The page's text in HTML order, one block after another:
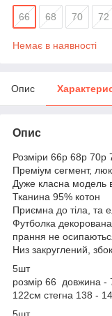
66 68 70 72
Немає в наявності
Опис
Опис
Розміри 66р 68р 70р
Преміум сегмент,
Дуже класна модель
Тканина 95% котон
Приємна до тіла, та
Футболка
прання не
Низ закруглений,
5шт
розмір 66 довжина -
122см стегна 138 -
5шт